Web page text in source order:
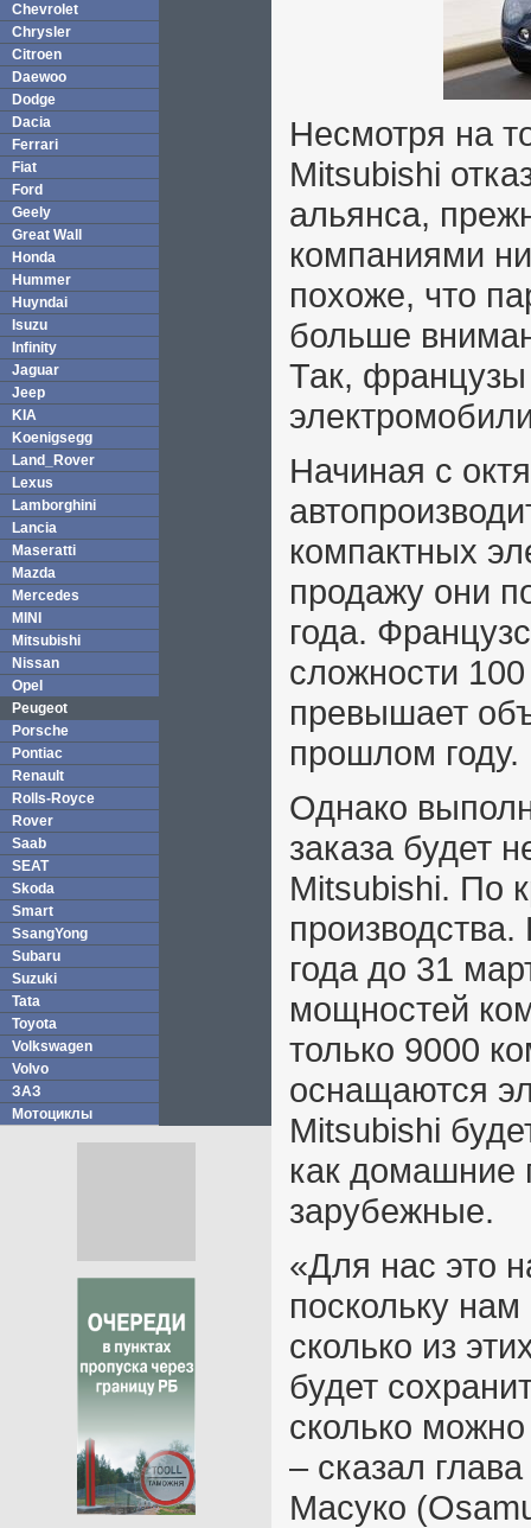
Chevrolet
Chrysler
Citroen
Daewoo
Dodge
Dacia
Ferrari
Fiat
Ford
Geely
Great Wall
Honda
Hummer
Huyndai
Isuzu
Infinity
Jaguar
Jeep
KIA
Koenigsegg
Land_Rover
Lexus
Lamborghini
Lancia
Maseratti
Mazda
Mercedes
MINI
Mitsubishi
Nissan
Opel
Peugeot
Porsche
Pontiac
Renault
Rolls-Royce
Rover
Saab
SEAT
Skoda
Smart
SsangYong
Subaru
Suzuki
Tata
Toyota
Volkswagen
Volvo
ЗАЗ
Мотоциклы
Несмотря на
Mitsubishi
альянса,
компаниями
похоже, что
больше
Так, французы
Начиная с
компактных
продажу они
года.
сложности
превышает
прошлом году.
Однако
заказа будет
Mitsubishi. По
года до 31
мощностей
только 9000
оснащаются
Mitsubishi
как домашние
зарубежные.
«Для нас это
поскольку
сколько из
будет
сколько
– сказал
Масуко